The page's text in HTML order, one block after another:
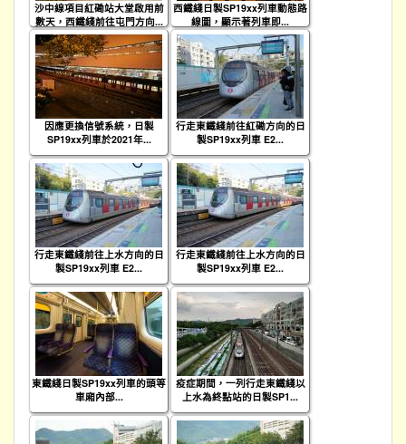
沙中線項目紅磡站大堂啟用前
數天，西鐵綫前往屯門方向...
西鐵綫日製SP19xx列車動態路
線圖，顯示著列車即...
因應更換信號系統，日製
SP19xx列車於2021年...
行走東鐵綫前往紅磡方向的日
製SP19xx列車 E2...
行走東鐵綫前往上水方向的日
製SP19xx列車 E2...
行走東鐵綫前往上水方向的日
製SP19xx列車 E2...
東鐵綫日製SP19xx列車的頭等
車廂內部...
疫症期間，一列行走東鐵綫以
上水為終點站的日製SP1...